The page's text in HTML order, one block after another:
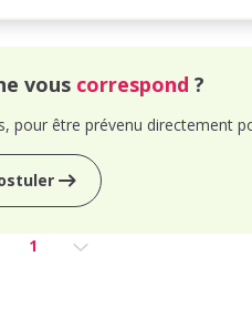
vous correspond ?
pour être prévenu directement
1